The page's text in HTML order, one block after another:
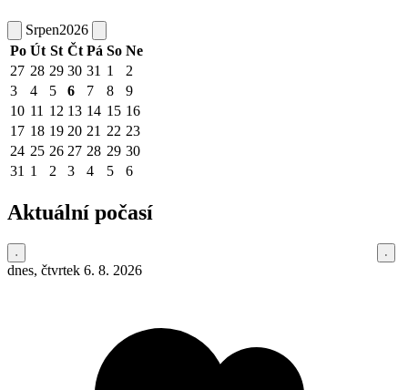
Srpen2026
Po Út St Čt Pá So Ne
27 28 29 30 31 1
2
3
4 5 6 7 8
9
10 11 12 13 14 15 16
17 18 19 20 21 22 23
24 25 26 27 28 29 30
31 1 2 3 4 5 6
Aktuální počasí
dnes, čtvrtek 6. 8. 2026